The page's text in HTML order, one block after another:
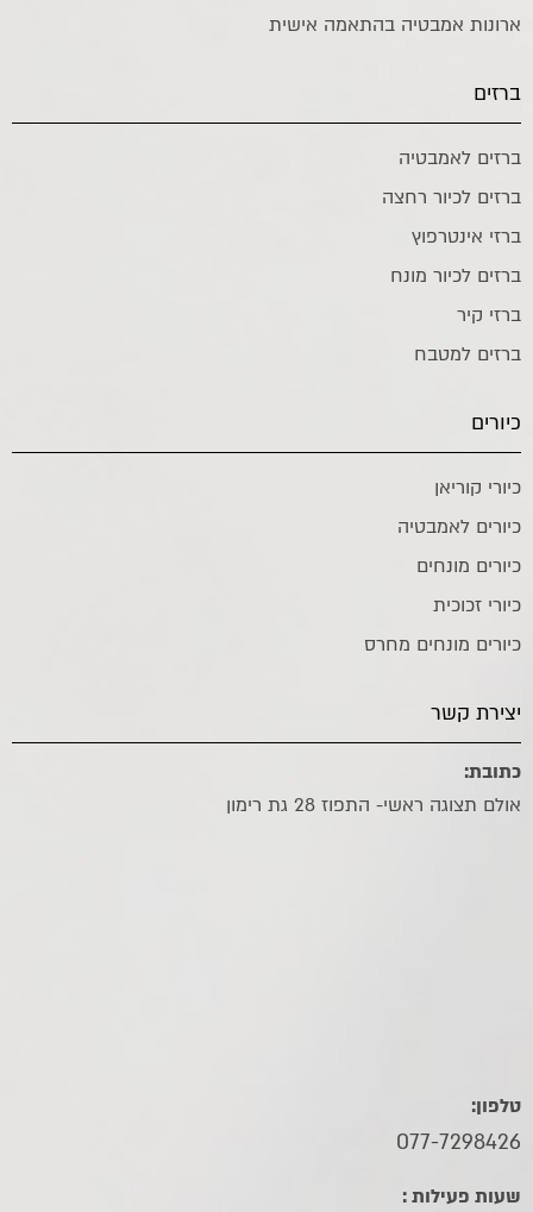
ארונות אמבטיה בהתאמה אישית
ברזים
ברזים לאמבטיה
ברזים לכיור רחצה
ברזי אינטרפוץ
ברזים לכיור מונח
ברזי קיר
ברזים למטבח
כיורים
כיורי קוריאן
כיורים לאמבטיה
כיורים מונחים
כיורי זכוכית
כיורים מונחים מחרס
יצירת קשר
כתובת:
אולם תצוגה ראשי- התפוז 28 גת רימון
טלפון:
077-7298426
שעות פעילות :